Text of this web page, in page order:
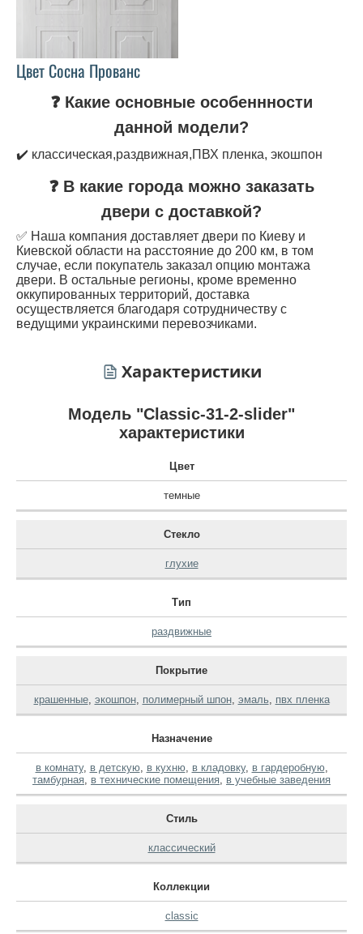
Цвет Сосна Прованс
❓ Какие основные особеннности
данной модели?
✔️ классическая,раздвижная,ПВХ пленка, экошпон
❓ В какие города можно заказать
двери с доставкой?
✅ Наша компания доставляет двери по Киеву и
Киевской области на расстояние до 200 км, в том
случае, если покупатель заказал опцию монтажа
двери. В остальные регионы, кроме временно
оккупированных территорий, доставка
осуществляется благодаря сотрудничеству с
ведущими украинскими перевозчиками.
Характеристики
Модель "Classic-31-2-slider"
характеристики
Цвет
темные
Стекло
глухие
Тип
раздвижные
Покрытие
крашенные, экошпон, полимерный шпон, эмаль пвх пленка
Назначение
в комнату, в детскую, в кухню, в кладовку, в гардеробную,
тамбурная в технические помещения в учебные заведения
Стиль
классический
Коллекции
classic